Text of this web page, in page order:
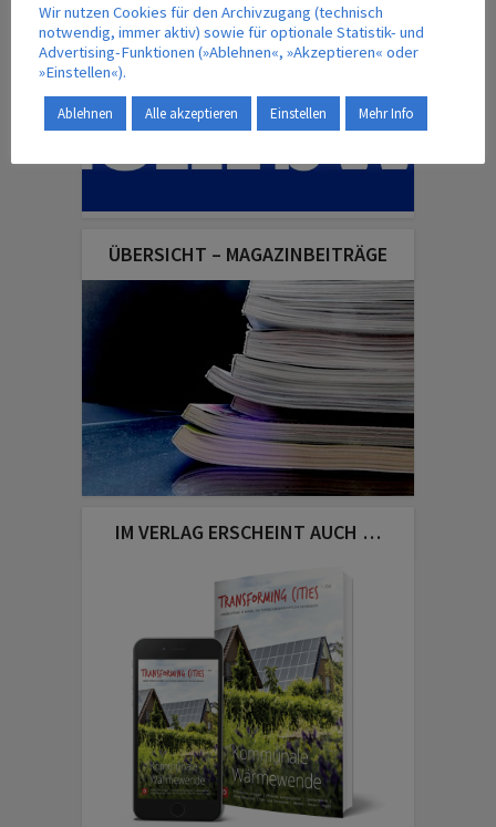
ÜBERSICHT – MAGAZINBEITRÄGE
IM VERLAG ERSCHEINT AUCH …
Wir nutzen Cookies für den Archivzugang (technisch
notwendig, immer aktiv) sowie für optionale Statistik- und
Advertising-Funktionen (»Ablehnen«, »Akzeptieren« oder
»Einstellen«).
Ablehnen Alle akzeptieren Einstellen Mehr Info